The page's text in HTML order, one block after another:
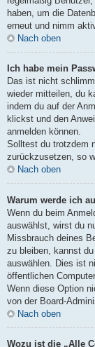
haben, um die
erneut und nimm
Nach oben
Ich habe mein
Das ist nicht
wieder mitteilen, du
indem du auf der
klickst und den
anmelden können.
Solltest du trotzdem
zurückzusetzen, so
Nach oben
Warum werde ich
Wenn du beim
auswählst, wirst du
Missbrauch deines
zu bleiben, kannst
auswählen. Dies ist
öffentlichen
Wenn diese Option
von der Board-
Nach oben
Wozu ist die „Alle